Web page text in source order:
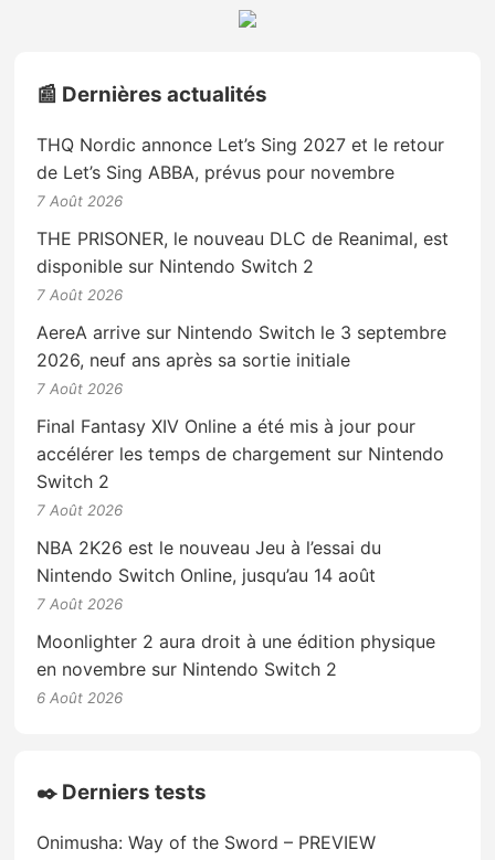
📰 Dernières actualités
THQ Nordic annonce Let’s Sing 2027 et le retour
de Let’s Sing ABBA, prévus pour novembre
7 Août 2026
THE PRISONER, le nouveau DLC de Reanimal, est
disponible sur Nintendo Switch 2
7 Août 2026
AereA arrive sur Nintendo Switch le 3 septembre
2026, neuf ans après sa sortie initiale
7 Août 2026
Final Fantasy XIV Online a été mis à jour pour
accélérer les temps de chargement sur Nintendo
Switch 2
7 Août 2026
NBA 2K26 est le nouveau Jeu à l’essai du
Nintendo Switch Online, jusqu’au 14 août
7 Août 2026
Moonlighter 2 aura droit à une édition physique
en novembre sur Nintendo Switch 2
6 Août 2026
✒️ Derniers tests
Onimusha: Way of the Sword – PREVIEW